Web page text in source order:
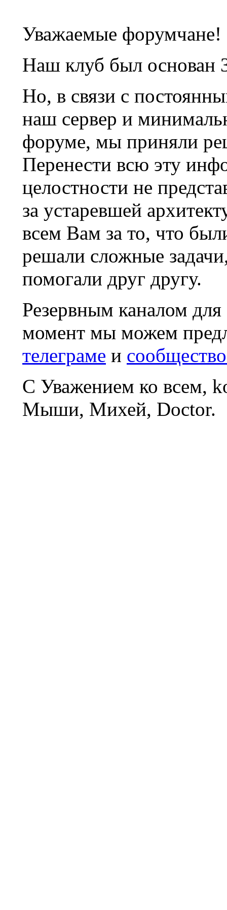
Уважаемые форумчане!
Наш клуб был основан
Но, в связи с
наш сервер и
форуме, мы приняли
Перенести всю эту
целостности не
за устаревшей
всем Вам за то, что
решали сложные
помогали друг другу.
Резервным каналом
момент мы можем
телеграме и
С Уважением ко всем,
Мыши, Михей, Doctor.